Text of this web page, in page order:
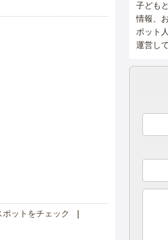
ットをチェック
子ども
情報、
ポット
運営し